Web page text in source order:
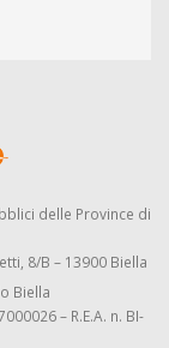
delle Province di
8/B – 13900 Biella
Biella
– R.E.A. n. BI-